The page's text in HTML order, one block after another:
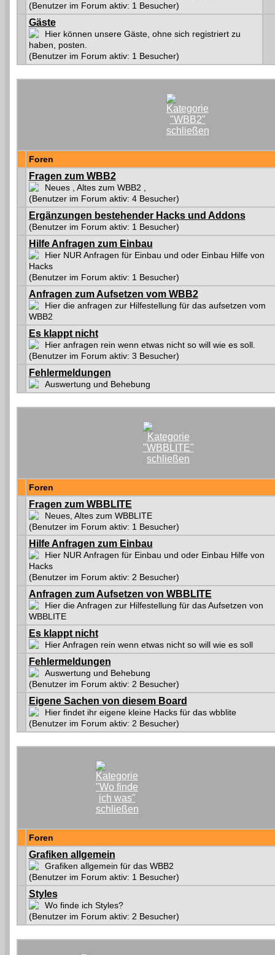
(Benutzer im Forum aktiv: 1 Besucher)
Gäste
Hier können unsere Gäste, ohne sich registriert zu
haben, posten.
(Benutzer im Forum aktiv: 1 Besucher)
Foren
Fragen zum WBB2
Neues , Altes zum WBB2 ,
(Benutzer im Forum aktiv: 4 Besucher)
Ergänzungen bestehender Hacks und Addons
(Benutzer im Forum aktiv: 1 Besucher)
Hilfe Anfragen zum Einbau
Hier NUR Anfragen für Einbau und oder Einbau Hilfe von
Hacks
(Benutzer im Forum aktiv: 1 Besucher)
Anfragen zum Aufsetzen vom WBB2
Hier die anfragen zur Hilfestellung für das aufsetzen vom
WBB2
Es klappt nicht
Hier anfragen rein wenn etwas nicht so will wie es soll.
(Benutzer im Forum aktiv: 3 Besucher)
Fehlermeldungen
Auswertung und Behebung
Foren
Fragen zum WBBLITE
Neues, Altes zum WBBLITE
(Benutzer im Forum aktiv: 1 Besucher)
Hilfe Anfragen zum Einbau
Hier NUR Anfragen für Einbau und oder Einbau Hilfe von
Hacks
(Benutzer im Forum aktiv: 2 Besucher)
Anfragen zum Aufsetzen von WBBLITE
Hier die Anfragen zur Hilfestellung für das Aufsetzen von
WBBLITE
Es klappt nicht
Hier Anfragen rein wenn etwas nicht so will wie es soll
Fehlermeldungen
Auswertung und Behebung
(Benutzer im Forum aktiv: 2 Besucher)
Eigene Sachen von diesem Board
Hier findet ihr eigene kleine Hacks für das wbblite
(Benutzer im Forum aktiv: 2 Besucher)
Foren
Grafiken allgemein
Grafiken allgemein für das WBB2
(Benutzer im Forum aktiv: 1 Besucher)
Styles
Wo finde ich Styles?
(Benutzer im Forum aktiv: 2 Besucher)